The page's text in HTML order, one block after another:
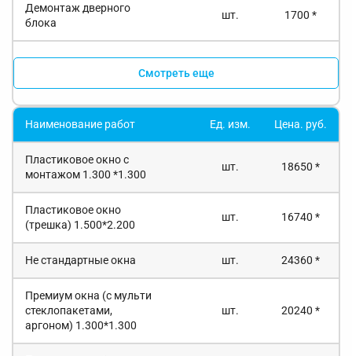
Демонтаж дверного
блока
шт. 1700 *
Смотреть еще
Наименование работ Ед. изм. Цена. руб.
Пластиковое окно с
монтажом 1.300 *1.300
шт. 18650 *
Пластиковое окно
(трешка) 1.500*2.200
шт. 16740 *
Не стандартные окна шт. 24360 *
Премиум окна (с мульти
стеклопакетами,
аргоном) 1.300*1.300
шт. 20240 *